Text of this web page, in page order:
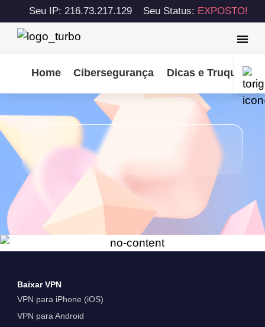
Seu IP: 216.73.217.129 Seu Status: EXPOSTO!
Home Cibersegurança Dicas e Truques
Baixar VPN
VPN para iPhone (iOS)
VPN para Android